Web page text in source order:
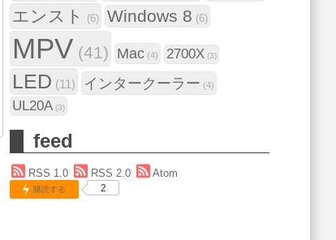
エンスト (6) Windows 8 (6)
MPV (41) Mac (4) 2700X (3)
LED (11) インタークーラー (4)
UL20A (3)
feed
RSS 1.0 RSS 2.0 Atom
購読する 2